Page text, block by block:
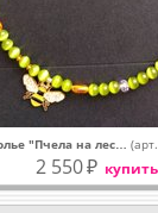
"Пчела на лес…
2 550₽ купить